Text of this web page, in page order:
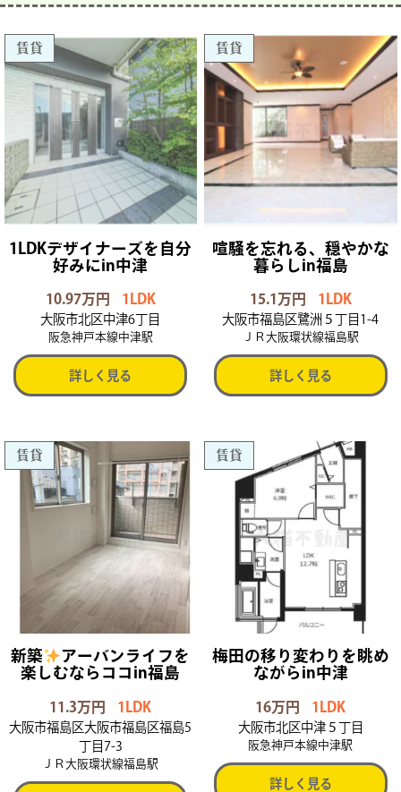
賃貸
1LDKデザイナーズを自分
好みにin中津
10.97万円 1LDK
大阪市北区中津6丁目
阪急神戸本線中津駅
詳しく見る
賃貸
喧騒を忘れる、穏やかな
暮らしin福島
15.1万円 1LDK
大阪市福島区鷺洲５丁⽬1-4
ＪＲ大阪環状線福島駅
詳しく見る
賃貸
新築
アーバンライフを
楽しむならココin福島
11.3万円 1LDK
大阪市福島区大阪市福島区福島5
丁目7-3
ＪＲ大阪環状線福島駅
賃貸
梅田の移り変わりを眺め
ながらin中津
16万円 1LDK
大阪市北区中津５丁目
阪急神戸本線中津駅
詳しく見る